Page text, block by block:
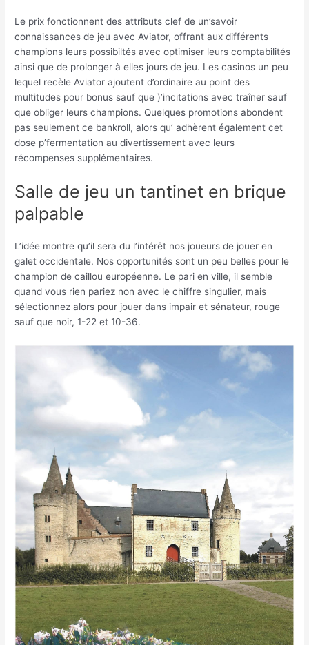
Le prix fonctionnent des attributs clef de un’savoir
connaissances de jeu avec Aviator, offrant aux différents
champions leurs possibiltés avec optimiser leurs comptabilités
ainsi que de prolonger à elles jours de jeu. Les casinos un peu
lequel recèle Aviator ajoutent d’ordinaire au point des
multitudes pour bonus sauf que )’incitations avec traîner sauf
que obliger leurs champions. Quelques promotions abondent
pas seulement ce bankroll, alors qu’ adhèrent également cet
dose p’fermentation au divertissement avec leurs
récompenses supplémentaires.
Salle de jeu un tantinet en brique
palpable
L’idée montre qu’il sera du l’intérêt nos joueurs de jouer en
galet occidentale. Nos opportunités sont un peu belles pour le
champion de caillou européenne. Le pari en ville, il semble
quand vous rien pariez non avec le chiffre singulier, mais
sélectionnez alors pour jouer dans impair et sénateur, rouge
sauf que noir, 1-22 et 10-36.